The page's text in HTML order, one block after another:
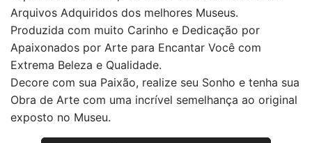
Arquivos Adquiridos dos melhores Museus.
Produzida com muito Carinho e Dedicação por
Apaixonados por Arte para Encantar Você com
Extrema Beleza e Qualidade.
Decore com sua Paixão, realize seu Sonho e tenha sua
Obra de Arte com uma incrível semelhança ao original
exposto no Museu.